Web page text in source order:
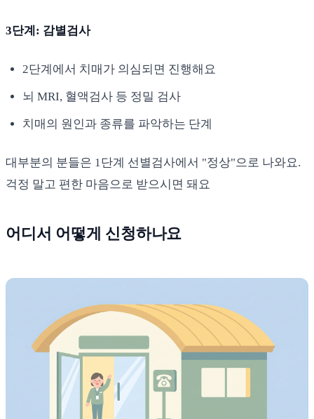
3단계: 감별검사
2단계에서 치매가 의심되면 진행해요
뇌 MRI, 혈액검사 등 정밀 검사
치매의 원인과 종류를 파악하는 단계
대부분의 분들은 1단계 선별검사에서 "정상"으로 나와요.
걱정 말고 편한 마음으로 받으시면 돼요
어디서 어떻게 신청하나요